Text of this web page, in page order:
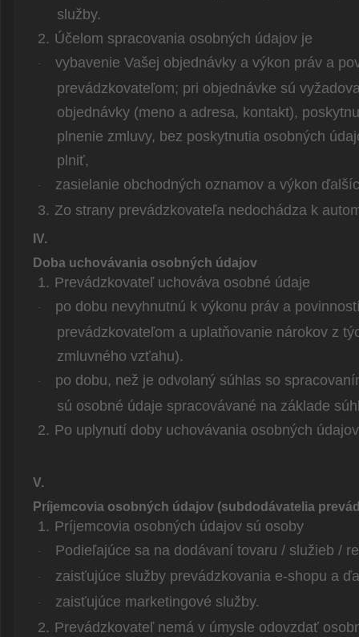
služby.
2. Účelom spracovania osobných údajov je
·
vybavenie Vašej objednávky a výkon práv a
prevádzkovateľom; pri objednávke sú
objednávky (meno a adresa, kontakt),
plnenie zmluvy, bez poskytnutia osobných
plniť,
·
zasielanie obchodných oznamov a výkon
3. Zo strany prevádzkovateľa nedochádza k
IV.
Doba uchovávania osobných údajov
1. Prevádzkovateľ uchováva osobné údaje
·
po dobu nevyhnutnú k výkonu práv a
prevádzkovateľom a uplatňovanie nárokov z
zmluvného vzťahu).
·
po dobu, než je odvolaný súhlas so
sú osobné údaje spracovávané na základe
2. Po uplynutí doby uchovávania osobných
V.
Príjemcovia osobných údajov (subdodávatelia
1. Príjemcovia osobných údajov sú osoby
· Podieľajúce sa na dodávaní tovaru / služieb /
· zaisťujúce služby prevádzkovania e-shopu a
·
zaisťujúce marketingové služby.
2. Prevádzkovateľ nemá v úmysle odovzdať